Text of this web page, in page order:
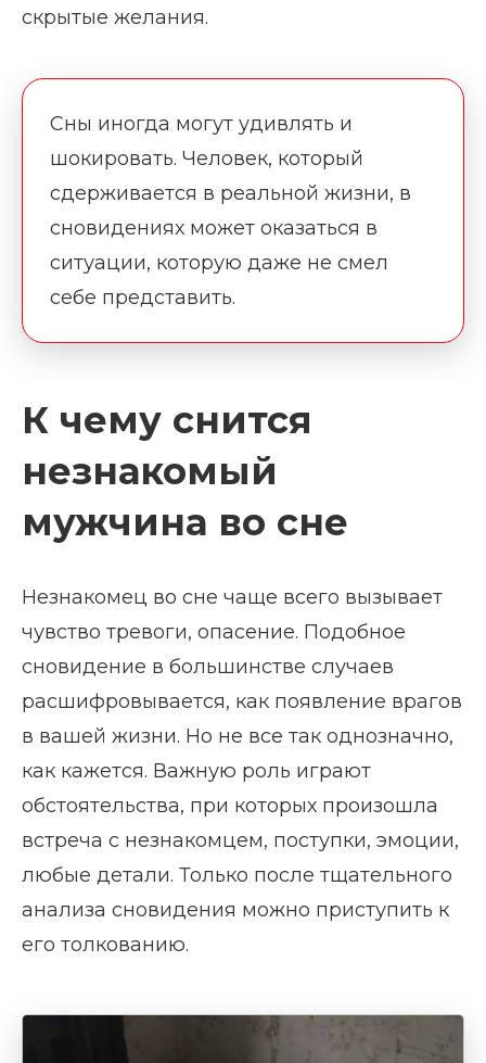
скрытые желания.
Сны иногда могут удивлять и
шокировать. Человек, который
сдерживается в реальной жизни, в
сновидениях может оказаться в
ситуации, которую даже не смел
себе представить.
К чему снится
незнакомый
мужчина во сне
Незнакомец во сне чаще всего вызывает
чувство тревоги, опасение. Подобное
сновидение в большинстве случаев
расшифровывается, как появление врагов
в вашей жизни. Но не все так однозначно,
как кажется. Важную роль играют
обстоятельства, при которых произошла
встреча с незнакомцем, поступки, эмоции,
любые детали. Только после тщательного
анализа сновидения можно приступить к
его толкованию.